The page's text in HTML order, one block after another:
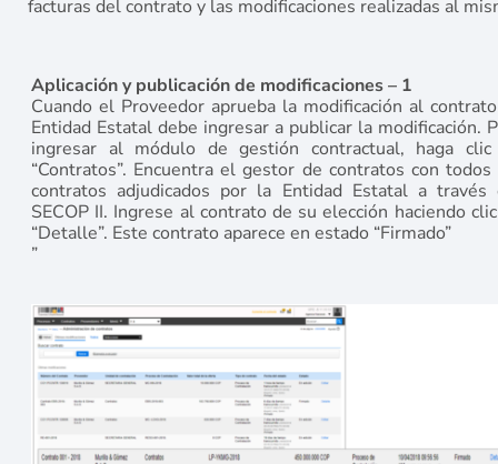
facturas del contrato y las modificaciones realizadas al
Aplicación y publicación de modificaciones – 1
Cuando el Proveedor aprueba la modificación al
Entidad Estatal debe ingresar a publicar la modificación.
ingresar al módulo de gestión contractual, haga
“Contratos”. Encuentra el gestor de contratos con
contratos adjudicados por la Entidad Estatal a través
SECOP II. Ingrese al contrato de su elección haciendo
“Detalle”. Este contrato aparece en estado “Firmado”
”